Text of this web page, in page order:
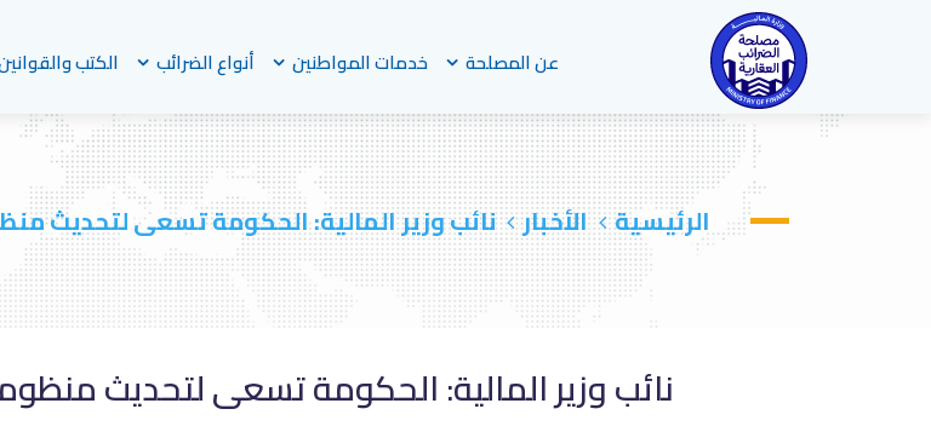
عن المصلحة خدمات المواطنين أنواع الضرائب الكتب
الرئيسية الأخبار نائب وزير المالية: الحكومة تسعى لتحديث
نائب وزير المالية: الحكومة تسعى لتحديث